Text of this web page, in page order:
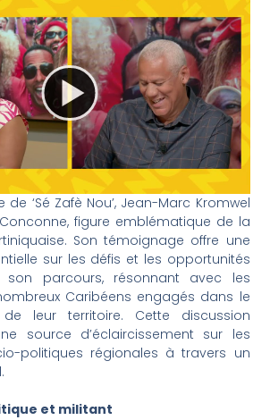
‘Sé Zafè Nou’, Jean-Marc Kromwel
figure emblématique de la
Son témoignage offre une
sur les défis et les opportunités
parcours, résonnant avec les
Caribéens engagés dans le
de leur territoire. Cette discussion
source d’éclaircissement sur les
politiques régionales à travers un
et militant